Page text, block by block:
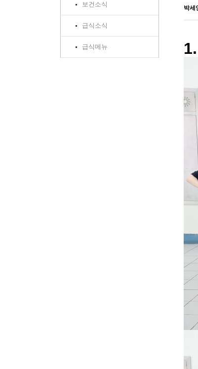
보건소식
급식소식
급식메뉴
박세